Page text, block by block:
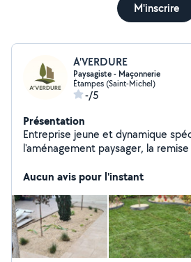
M'inscrire
A'VERDURE
Paysagiste - Maçonnerie
Étampes (Saint-Michel)
-/5
Présentation
Entreprise jeune et dynamique
l'aménagement paysager, la
d'expérience dans ce domaine en
Notre polyvalence au service de
Aucun avis pour l'instant